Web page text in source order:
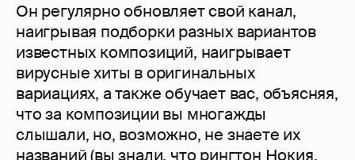
Он регулярно обновляет свой канал,
наигрывая подборки разных вариантов
известных композиций, наигрывает
вирусные хиты в оригинальных
вариациях, а также обучает вас, объясняя,
что за композиции вы многажды
слышали, но, возможно, не знаете их
названий (вы знали, что рингтон Нокия,